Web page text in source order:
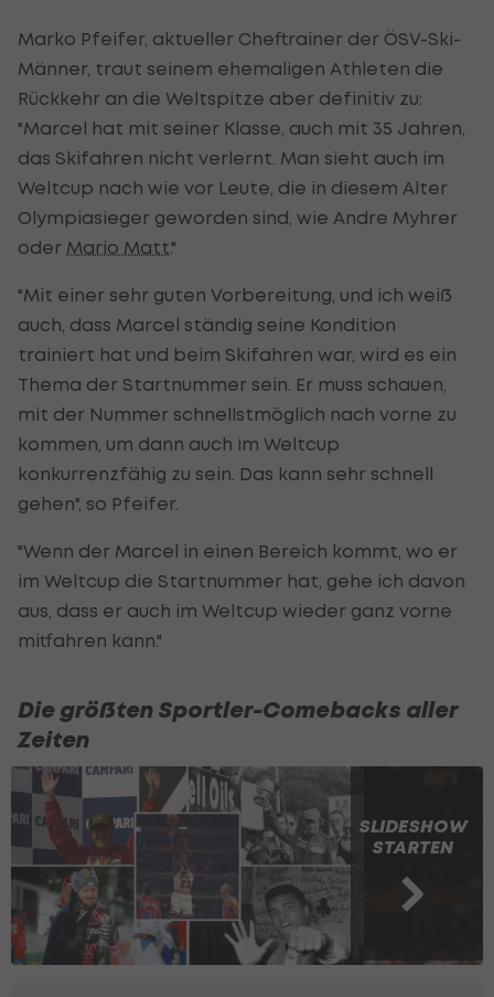
Marko Pfeifer, aktueller Cheftrainer der ÖSV-Ski-
Männer, traut seinem ehemaligen Athleten die
Rückkehr an die Weltspitze aber definitiv zu:
"Marcel hat mit seiner Klasse, auch mit 35 Jahren,
das Skifahren nicht verlernt. Man sieht auch im
Weltcup nach wie vor Leute, die in diesem Alter
Olympiasieger geworden sind, wie Andre Myhrer
oder Mario Matt."
"Mit einer sehr guten Vorbereitung, und ich weiß
auch, dass Marcel ständig seine Kondition
trainiert hat und beim Skifahren war, wird es ein
Thema der Startnummer sein. Er muss schauen,
mit der Nummer schnellstmöglich nach vorne zu
kommen, um dann auch im Weltcup
konkurrenzfähig zu sein. Das kann sehr schnell
gehen", so Pfeifer.
"Wenn der Marcel in einen Bereich kommt, wo er
im Weltcup die Startnummer hat, gehe ich davon
aus, dass er auch im Weltcup wieder ganz vorne
mitfahren kann."
Die größten Sportler-Comebacks aller
Zeiten
SLIDESHOW
STARTEN